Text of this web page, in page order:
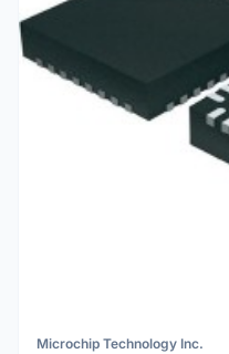
Microchip Technology Inc.